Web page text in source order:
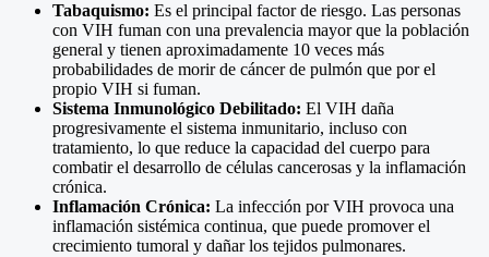
Tabaquismo: Es el principal factor de riesgo. Las personas
con VIH fuman con una prevalencia mayor que la población
general y tienen aproximadamente 10 veces más
probabilidades de morir de cáncer de pulmón que por el
propio VIH si fuman.
Sistema Inmunológico Debilitado: El VIH daña
progresivamente el sistema inmunitario, incluso con
tratamiento, lo que reduce la capacidad del cuerpo para
combatir el desarrollo de células cancerosas y la inflamación
crónica.
Inflamación Crónica: La infección por VIH provoca una
inflamación sistémica continua, que puede promover el
crecimiento tumoral y dañar los tejidos pulmonares.